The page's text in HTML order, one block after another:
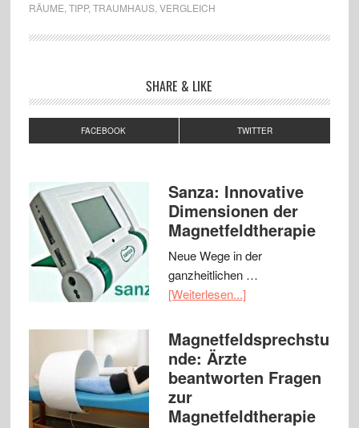
RÄUME TIPP, TRAUMHAUS, VERGLEICH
SHARE & LIKE
FACEBOOK TWITTER
Sanza: Innovative
Dimensionen der
Magnetfeldtherapie
Neue Wege in der
ganzheitlichen …
[Weiterlesen...]
Magnetfeldsprechstu
nde: Ärzte
beantworten Fragen
zur
Magnetfeldtherapie